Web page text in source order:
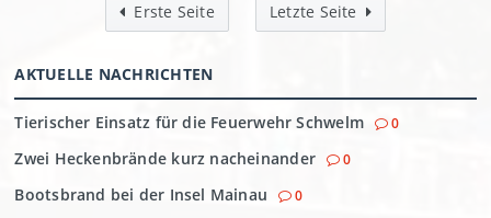
Erste Seite Letzte Seite
AKTUELLE NACHRICHTEN
Tierischer Einsatz für die Feuerwehr Schwelm 0
Zwei Heckenbrände kurz nacheinander 0
Bootsbrand bei der Insel Mainau 0